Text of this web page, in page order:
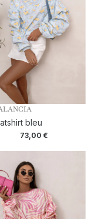
bleu
73,00€